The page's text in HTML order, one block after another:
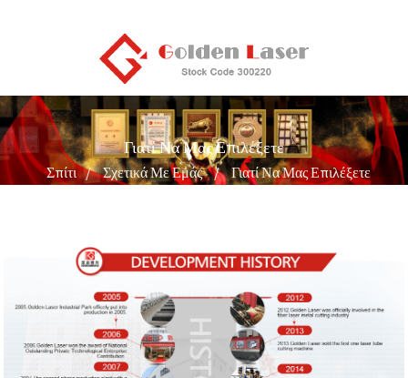
Γιατί Να Μας Επιλέξετε
Σπίτι Σχετικά Με Εμάς Γιατί Να Μας Επιλέξετε